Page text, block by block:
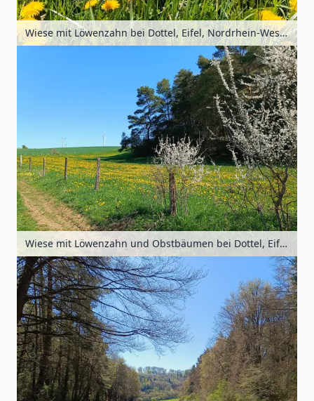
Wiese mit Löwenzahn bei Dottel, Eifel, Nordrhein-Westfalen, Deutschland
Wiese mit Löwenzahn und Obstbäumen bei Dottel, Eifel, Nordrhein-Westfalen, Deutschland